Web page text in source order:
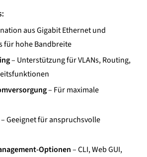
aus Gigabit Ethernet und
für hohe Bandbreite
– Unterstützung für VLANs, Routing,
– Für maximale
– Geeignet für anspruchsvolle
Optionen– CLI, Web GUI,